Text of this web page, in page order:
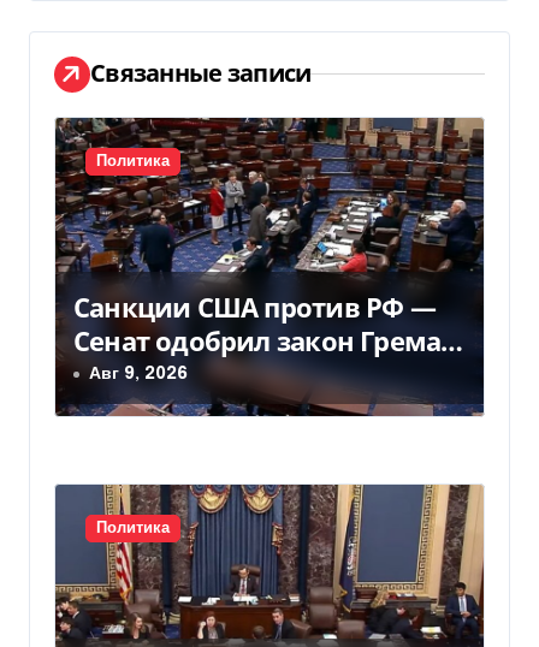
а
ц
и
я
п
о
з
а
п
и
с
я
м
Связанные записи
Политика
Санкции США против РФ —
Сенат одобрил закон Грема
— Фокус
Авг 9, 2026
Политика